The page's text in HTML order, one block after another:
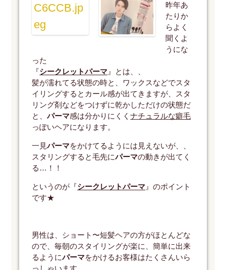
昨年あ
たりか
らよく
聞くよ
うにな
った
『シークレットパーマ 』とは、、
髪が濡れてる状態の時と、ワックスなどでスタ
イリングするとカール感が出てきますが、スタ
リング剤などをつけずに乾かしただけの状態だ
と、パーマ感は分かりにくくナチュラルな癖毛
っぽいヘアになります。
一見パーマをかけてるようには見えないが、、
スタリングすると毛先にパーマの動きが出てく
る…！！
というのが『シークレットパーマ 』のポイント
です★
男性は、ショート〜短髪ヘアの方がほとんどな
ので、毎朝のスタイリングが楽に、簡単に出来
るようにパーマをかけるお客様はたくさんいら